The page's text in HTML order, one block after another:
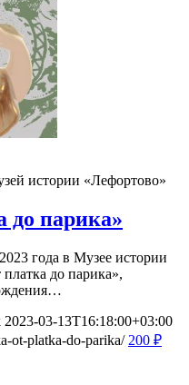
истории «Лефортово»
до парика»
года в Музее истории
до парика»,
2023-03-13T16:18:00+03:00
ot-platka-do-parika/ 200 ₽